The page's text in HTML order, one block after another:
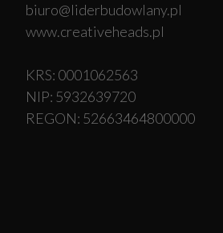
biuro@liderbudowlany.pl
www.creativeheads.pl
KRS: 0001062563
NIP: 5932639720
REGON: 52663464800000